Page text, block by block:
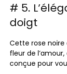
# 5.
doigt
Cette rose
fleur de
conçue pour